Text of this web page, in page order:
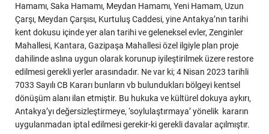
Hamamı, Saka Hamamı, Meydan Hamamı, Yeni Hamam, Uzun
Çarşı, Meydan Çarşısı, Kurtuluş Caddesi, yine Antakya’nın tarihi
kent dokusu içinde yer alan tarihi ve geleneksel evler, Zenginler
Mahallesi, Kantara, Gazipaşa Mahallesi özel ilgiyle plan proje
dahilinde aslına uygun olarak korunup iyileştirilmek üzere restore
edilmesi gerekli yerler arasındadır. Ne var ki; 4 Nisan 2023 tarihli
7033 Sayılı CB Kararı bunların vb bulundukları bölgeyi kentsel
dönüşüm alanı ilan etmiştir. Bu hukuka ve kültürel dokuya aykırı,
Antakya’yı değersizleştirmeye, ‘soylulaştırmaya’ yönelik kararın
uygulanmadan iptal edilmesi gerekir-ki gerekli davalar açılmıştır.